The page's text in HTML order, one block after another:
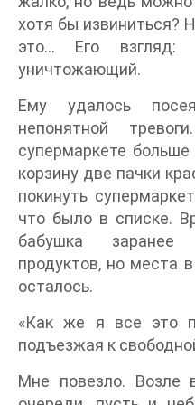
хотя бы извиниться?
это… Его взгляд:
уничтожающий.
Ему удалось
непонятной
супермаркете
корзину две пачки
покинуть
что было в списке.
бабушка заранее
продуктов, но места
осталось.
«Как же я все это
подъезжая к
Мне повезло. Возле